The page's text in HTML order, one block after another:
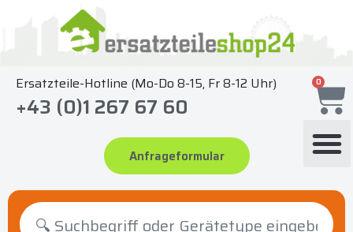
springen
Ersatzteile-Hotline (Mo-Do 8-15, Fr 8-12 Uhr)
+43 (0)1 267 67 60
Anfrageformular
0